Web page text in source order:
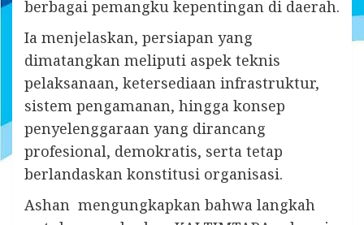
berbagai pemangku kepentingan di daerah.
Ia menjelaskan, persiapan yang
dimatangkan meliputi aspek teknis
pelaksanaan, ketersediaan infrastruktur,
sistem pengamanan, hingga konsep
penyelenggaraan yang dirancang
profesional, demokratis, serta tetap
berlandaskan konstitusi organisasi.
Ashan mengungkapkan bahwa langkah